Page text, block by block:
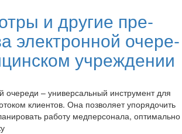
и дру­гие пре­
элек­трон­ной оче­ре­
учре­жде­нии
оче­ре­ди – уни­вер­саль­ный ин­стру­мент для
кли­ен­тов. Она поз­во­ля­ет упо­ря­до­чить
ра­бо­ту мед­пер­со­на­ла, оп­ти­маль­но